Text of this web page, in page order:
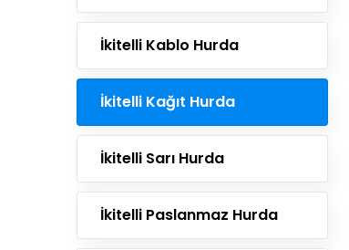
İkitelli Kablo Hurda
İkitelli Kağıt Hurda
İkitelli Sarı Hurda
İkitelli Paslanmaz Hurda